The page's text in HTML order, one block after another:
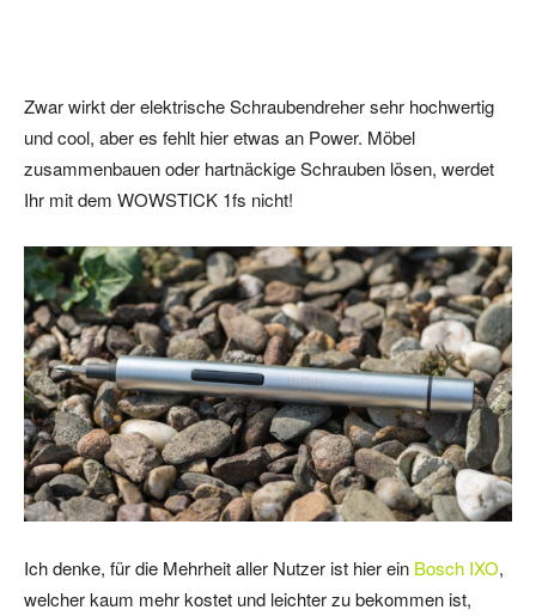
Zwar wirkt der elektrische Schraubendreher sehr hochwertig
und cool, aber es fehlt hier etwas an Power. Möbel
zusammenbauen oder hartnäckige Schrauben lösen, werdet
Ihr mit dem WOWSTICK 1fs nicht!
Ich denke, für die Mehrheit aller Nutzer ist hier ein Bosch IXO,
welcher kaum mehr kostet und leichter zu bekommen ist,